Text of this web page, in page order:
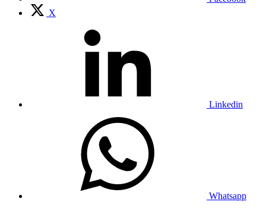
X
Linkedin
Whatsapp